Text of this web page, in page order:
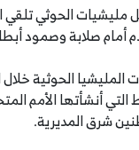
مليشيات الحوثي تلقي
أمام صلابة وصمود
الحوثية
شرق المديرية.